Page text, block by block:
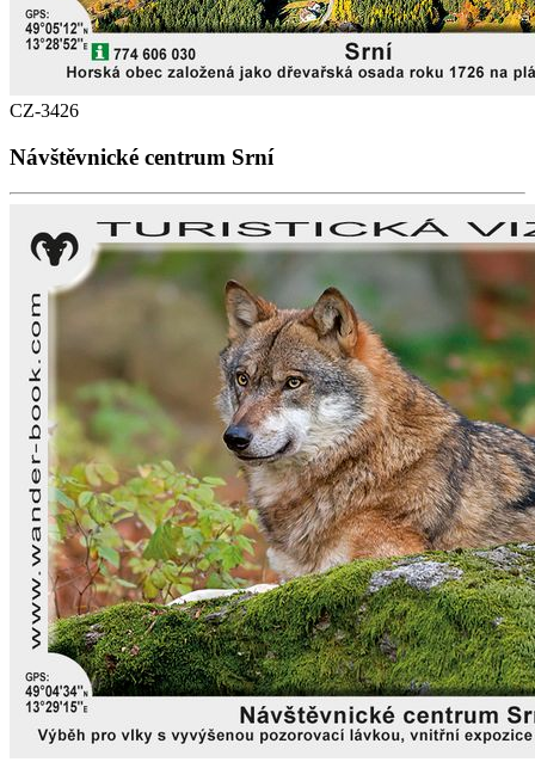
CZ-3426
Návštěvnické centrum Srní